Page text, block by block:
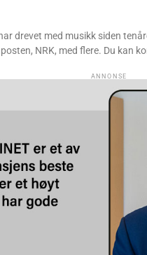
drevet med musikk siden
NRK, med flere. Du kan
ANNONSE